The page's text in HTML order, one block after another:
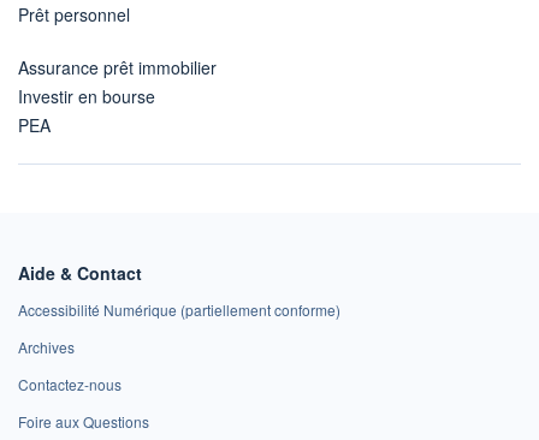
Prêt personnel
Assurance prêt immobilier
Investir en bourse
PEA
Aide & Contact
Accessibilité Numérique (partiellement conforme)
Archives
Contactez-nous
Foire aux Questions